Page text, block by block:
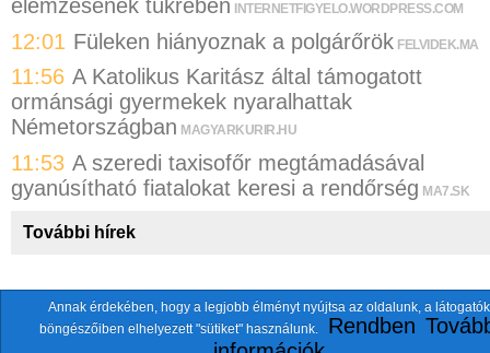
elemzésének tükrében
INTERNETFIGYELO.WORDPRESS.COM
12:01 Füleken hiányoznak a polgárőrök FELVIDEK.MA
11:56 A Katolikus Karitász által támogatott
ormánsági gyermekek nyaralhattak
Németországban MAGYARKURIR.HU
11:53 A szeredi taxisofőr megtámadásával
gyanúsítható fiatalokat keresi a rendőrség MA7.SK
További hírek
A fentiekkel együtt összesen118 oldaltszemlézünk.
© 2026 Nemzeti.net - E-mail:ten.itezmen@itezmen
Annak érdekében, hogy a legjobb élményt nyújtsa az oldalunk, a látogatók
böngészőiben elhelyezett "sütiket" használunk.
Rendben